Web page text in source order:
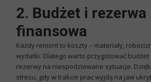
2. Budżet i rezerwa
finansowa
Każdy remont to koszty – materiały,
wydatki. Dlatego warto przygotować budżet
rezerwy na niespodziewane sytuacje.
stresu, gdy w trakcie prac wyjdą na jaw